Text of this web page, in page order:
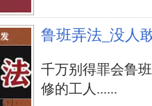
鲁班弄法_没人
千万别得罪会鲁
修的工人......